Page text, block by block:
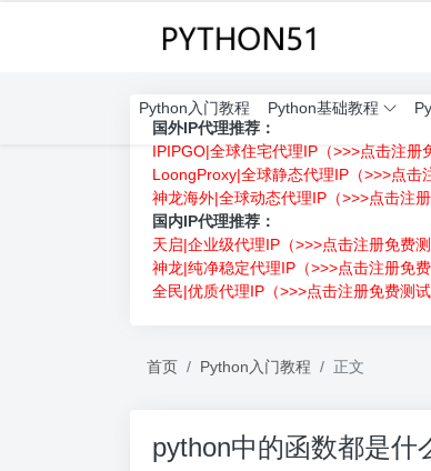
Python入门教程 Python基础教程
国外IP代理推荐：
IPIPGO|全球住宅代理IP（>>>点击注册
LoongProxy|全球静态代理IP（>>>点击
神龙海外|全球动态代理IP（>>>点击注册
国内IP代理推荐：
天启|企业级代理IP（>>>点击注册免费测
神龙|纯净稳定代理IP（>>>点击注册免费
全民|优质代理IP（>>>点击注册免费测试
首页 Python入门教程 正文
python中的函数都是什